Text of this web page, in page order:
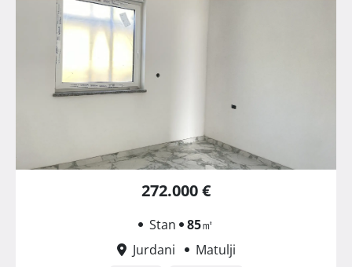
272.000 €
Stan 85㎡
Jurdani
Matulji